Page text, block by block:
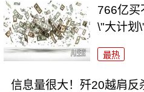
766亿买
\"大计划
最热
信息量很大！歼20越肩反